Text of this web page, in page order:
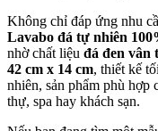
Không chỉ đáp ứng nhu
Lavabo đá tự nhiên
nhờ chất liệu đá đen vân
42 cm x 14 cm, thiết kế
nhiên, sản phẩm phù hợp
thự, spa hay khách sạn.